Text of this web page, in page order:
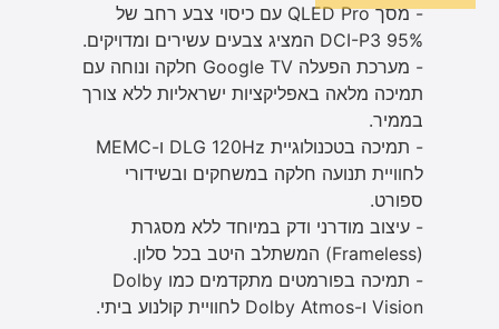
- מסך QLED Pro עם כיסוי צבע רחב של
95% DCI-P3 המציג צבעים עשירים ומדויקים.
- מערכת הפעלה Google TV חלקה ונוחה עם
תמיכה מלאה באפליקציות ישראליות ללא צורך
בממיר.
- תמיכה בטכנולוגיית DLG 120Hz ו-MEMC
לחוויית תנועה חלקה במשחקים ובשידורי
ספורט.
- עיצוב מודרני ודק במיוחד ללא מסגרת
- תמיכה בפורמטים מתקדמים כמו Dolby
Vision ו-Dolby Atmos לחוויית קולנוע ביתי.